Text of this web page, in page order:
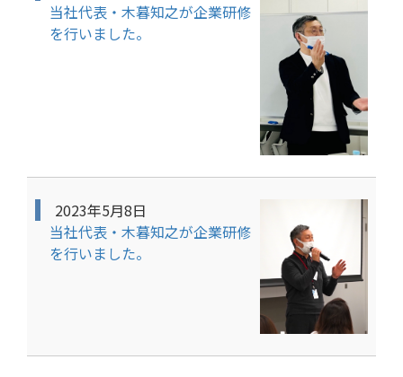
当社代表・木暮知之が企業研修
を行いました。
2023年5月8日
当社代表・木暮知之が企業研修
を行いました。